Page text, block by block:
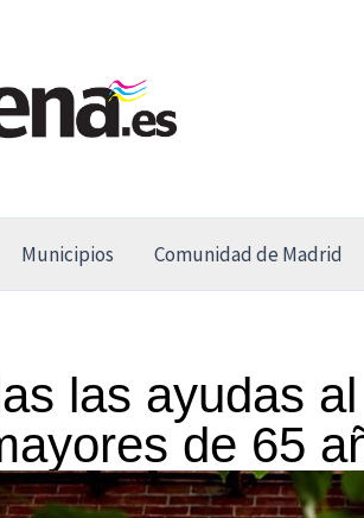
Municipios Comunidad de Madrid
las ayudas
de 65